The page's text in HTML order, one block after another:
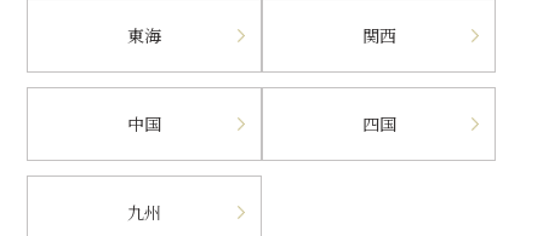
東海 関西
中国 四国
九州